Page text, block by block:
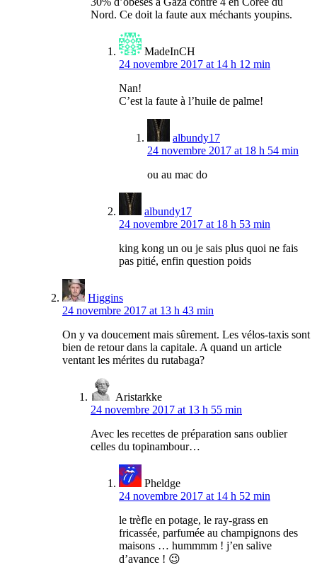
Nord. Ce doit la faute aux méchants youpins.
MadeInCH
24 novembre 2017 at 14 h 12 min
Nan!
C’est la faute à l’huile de palme!
albundy17
24 novembre 2017 at 18 h 54 min
ou au mac do
albundy17
24 novembre 2017 at 18 h 53 min
king kong un ou je sais plus quoi ne fais
pas pitié, enfin question poids
Higgins
24 novembre 2017 at 13 h 43 min
On y va doucement mais sûrement. Les vélos-taxis sont
bien de retour dans la capitale. A quand un article
ventant les mérites du rutabaga?
Aristarkke
24 novembre 2017 at 13 h 55 min
Avec les recettes de préparation sans oublier
celles du topinambour…
Pheldge
24 novembre 2017 at 14 h 52 min
le trèfle en potage, le ray-grass en
fricassée, parfumée au champignons des
maisons … hummmm ! j’en salive
d’avance ! 😉